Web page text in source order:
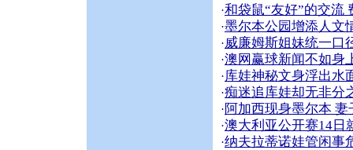
·和袋鼠“友好”的交流
·墨尔本公园增添人文
·威廉姆斯姐妹统一口
·澳网赢球新闻不如身
·库娃神秘文身浮出水
·痴迷追库娃却无非分
·阿加西现身墨尔本
·澳大利亚公开赛14日
·纳夫拉蒂诺娃管闲事